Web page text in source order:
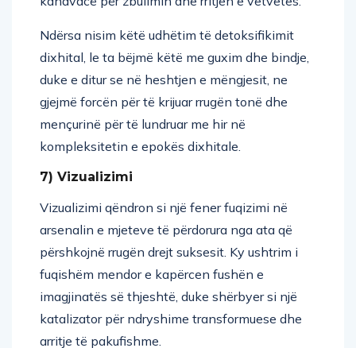
Ndërsa nisim këtë udhëtim të detoksifikimit
dixhital, le ta bëjmë këtë me guxim dhe bindje,
duke e ditur se në heshtjen e mëngjesit, ne
gjejmë forcën për të krijuar rrugën tonë dhe
mençurinë për të lundruar me hir në
kompleksitetin e epokës dixhitale.
7) Vizualizimi
Vizualizimi qëndron si një fener fuqizimi në
arsenalin e mjeteve të përdorura nga ata që
përshkojnë rrugën drejt suksesit. Ky ushtrim i
fuqishëm mendor e kapërcen fushën e
imagjinatës së thjeshtë, duke shërbyer si një
katalizator për ndryshime transformuese dhe
arritje të pakufishme.